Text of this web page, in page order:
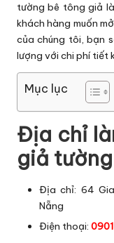
tường bê tông giả
khách hàng muốn
của chúng tôi, bạn
lượng với chi phí tiết
Mục lục
Địa chỉ
giả
Địa chỉ: 64
Nẵng
Điện thoại: